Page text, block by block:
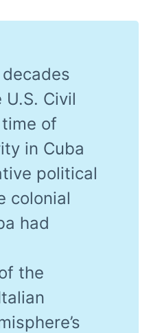
decades
U.S. Civil
time of
in Cuba
political
colonial
had
the